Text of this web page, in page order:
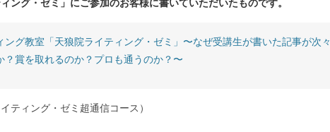
ング・ゼミ」にご参加のお客様に書いていただいたものです。
ング教室「天狼院ライティング・ゼミ」〜なぜ受講生が書いた記事が次々
？賞を取れるのか？プロも通うのか？〜
ティング・ゼミ超通信コース）